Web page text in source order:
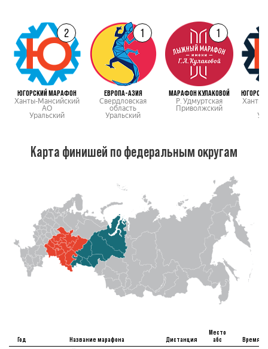
2
ЮГОРСКИЙ МАРАФОН
Ханты-Мансийский
АО
Уральский
1
ЕВРОПА-АЗИЯ
Свердловская
область
Уральский
1
МАРАФОН КУЛАКОВОЙ
Р. Удмуртская
Приволжский
Ханты-
Карта финишей по федеральным округам
Год Название марафона Дистанция
Место
абс
Время